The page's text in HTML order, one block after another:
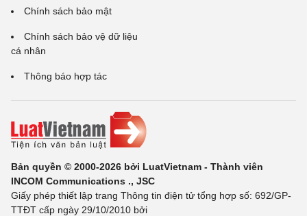
Chính sách bảo mật
Chính sách bảo vệ dữ liệu
cá nhân
Thông báo hợp tác
Bản quyền © 2000-2026 bởi LuatVietnam - Thành viên
INCOM Communications ., JSC
Giấy phép thiết lập trang Thông tin điện tử tổng hợp số: 692/GP-
TTĐT cấp ngày 29/10/2010 bởi